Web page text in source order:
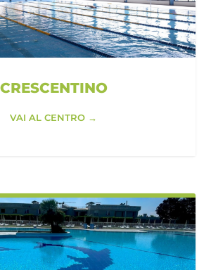
CRESCENTINO
VAI AL CENTRO →